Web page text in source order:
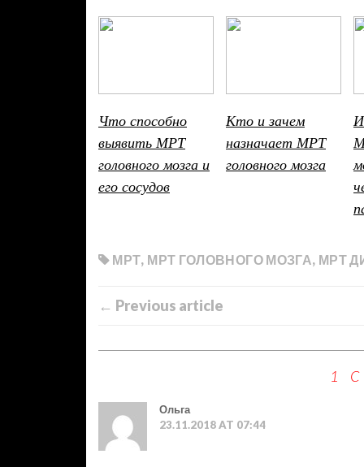
Что способно
выявить МРТ
головного мозга и
его сосудов
Кто и зачем
назначает МРТ
головного мозга
МРТ, МРТ ГОЛОВНОГО МОЗГА, МРТ
← Previous article
1
Ольга
23.11.2018 AT 07:44